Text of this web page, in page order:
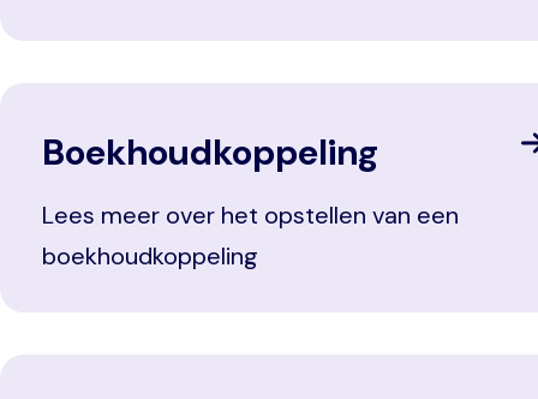
Boekhoudkoppeling
Lees meer over het opstellen van een
boekhoudkoppeling